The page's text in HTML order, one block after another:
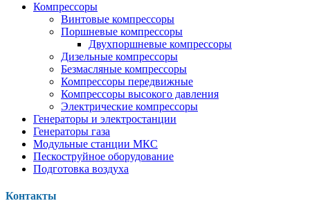
Компрессоры
Винтовые компрессоры
Поршневые компрессоры
Двухпоршневые компрессоры
Дизельные компрессоры
Безмасляные компрессоры
Компрессоры передвижные
Компрессоры высокого давления
Электрические компрессоры
Генераторы и электростанции
Генераторы газа
Модульные станции МКС
Пескоструйное оборудование
Подготовка воздуха
Контакты